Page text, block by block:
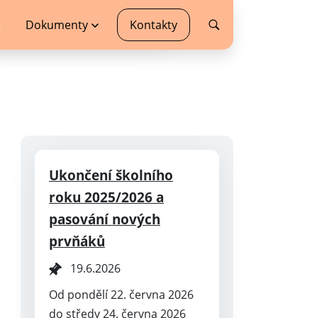
Dokumenty Kontakty
Ukončení školního
roku 2025/2026 a
pasování nových
prvňáků
19.6.2026
Od pondělí 22. června 2026
do středy 24. června 2026